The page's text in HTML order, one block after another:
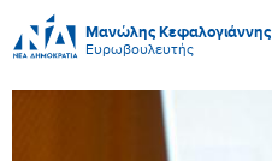
Μανώλης Κεφαλογιάννης
Ευρωβουλευτής